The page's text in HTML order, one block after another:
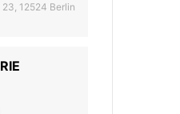
12524 Berlin